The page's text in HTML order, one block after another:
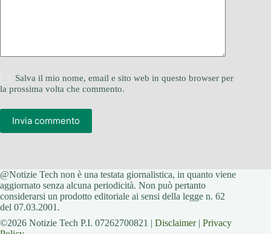
Salva il mio nome, email e sito web in questo browser per
la prossima volta che commento.
Invia commento
@Notizie Tech non è una testata giornalistica, in quanto viene
aggiornato senza alcuna periodicità. Non può pertanto
considerarsi un prodotto editoriale ai sensi della legge n. 62
del 07.03.2001.
©2026 Notizie Tech P.I. 07262700821 | Disclaimer| Privacy